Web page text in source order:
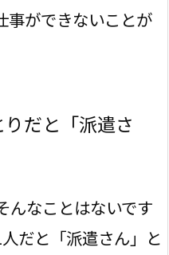
事ができないことが
だと「派遣さ
んなことはないです
だと「派遣さん」と